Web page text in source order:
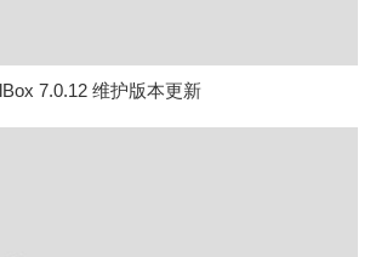
7.0.12 维护版本更新